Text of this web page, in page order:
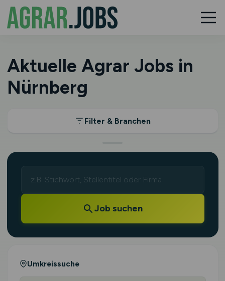
Aktuelle Agrar Jobs in
Nürnberg
Filter & Branchen
Job suchen
Umkreissuche